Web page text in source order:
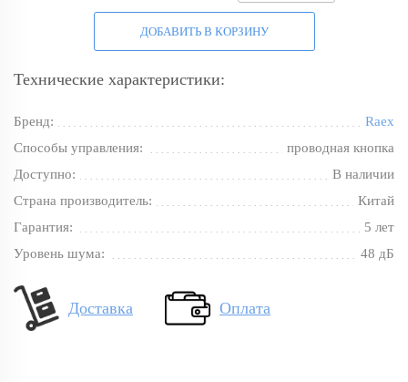
ДОБАВИТЬ В КОРЗИНУ
Технические характеристики:
Бренд:
Raex
Способы управления:
проводная кнопка
Доступно:
В наличии
Страна производитель:
Китай
Гарантия:
5 лет
Уровень шума:
48 дБ
Доставка Оплата